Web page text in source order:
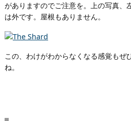
がありますのでご注意を。上の写真、
は外です。屋根もありません。
この、わけがわからなくなる感覚もぜ
ね。